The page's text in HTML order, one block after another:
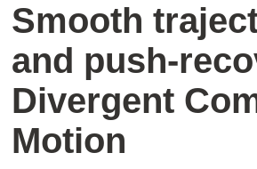
Smooth
and push-
Divergent
Motion